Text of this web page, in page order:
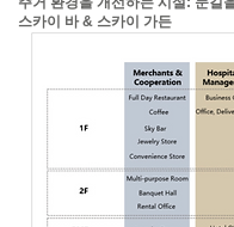
스카이 바 & 스카이 가든